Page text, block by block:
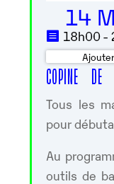
14
18h00 -
COPINE DE
Tous les
pour
Au
outils de